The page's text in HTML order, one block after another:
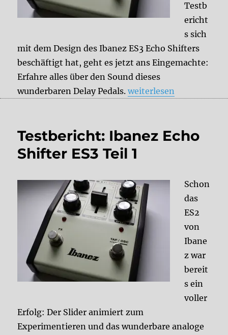
Testb
ericht
s sich
mit dem Design des Ibanez ES3 Echo Shifters
beschäftigt hat, geht es jetzt ans Eingemachte:
Erfahre alles über den Sound dieses
wunderbaren Delay Pedals.„Testbericht: Ibanez
weiterlesen
Testbericht: Ibanez Echo
Shifter ES3 Teil 1
Schon
das
ES2
von
Ibane
z war
bereit
s ein
voller
Erfolg: Der Slider animiert zum
Experimentieren und das wunderbare analoge